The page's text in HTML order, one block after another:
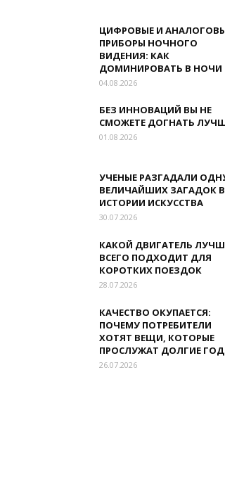
ЦИФРОВЫЕ И
ПРИБОРЫ НОЧНОГО
ВИДЕНИЯ: КАК
ДОМИНИРОВАТЬ В НОЧИ
04.08.2026
БЕЗ ИННОВАЦИЙ ВЫ НЕ
СМОЖЕТЕ ДОГНАТЬ
01.08.2026
УЧЕНЫЕ РАЗГАДАЛИ
ВЕЛИЧАЙШИХ ЗАГАДОК В
ИСТОРИИ ИСКУССТВА
30.07.2026
КАКОЙ ДВИГАТЕЛЬ
ВСЕГО ПОДХОДИТ ДЛЯ
КОРОТКИХ ПОЕЗДОК
28.07.2026
КАЧЕСТВО ОКУПАЕТСЯ:
ПОЧЕМУ ПОТРЕБИТЕЛИ
ХОТЯТ ВЕЩИ, КОТОРЫЕ
ПРОСЛУЖАТ ДОЛГИЕ
26.07.2026